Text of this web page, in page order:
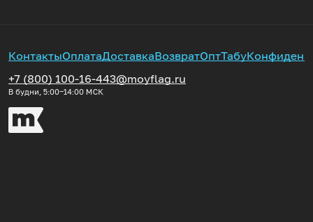
КонтактыОплатаДоставкаВозвратОптТабу
+7 (800) 100-16-44
В будни, 5:00‒14:00 МСК
3@moyflag.ru